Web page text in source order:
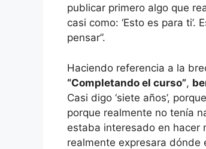
publicar primero algo que
casi como: ‘Esto es para
pensar”.
Haciendo referencia a la
“Completando el curso”,
Casi digo ‘siete años’,
porque realmente no tenía
estaba interesado en hacer
realmente expresara